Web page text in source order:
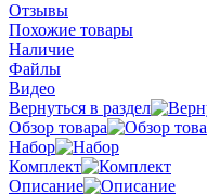
Отзывы
Похожие товары
Наличие
Файлы
Видео
Вернуться в раздел
Обзор товара
Набор
Комплект
Описание